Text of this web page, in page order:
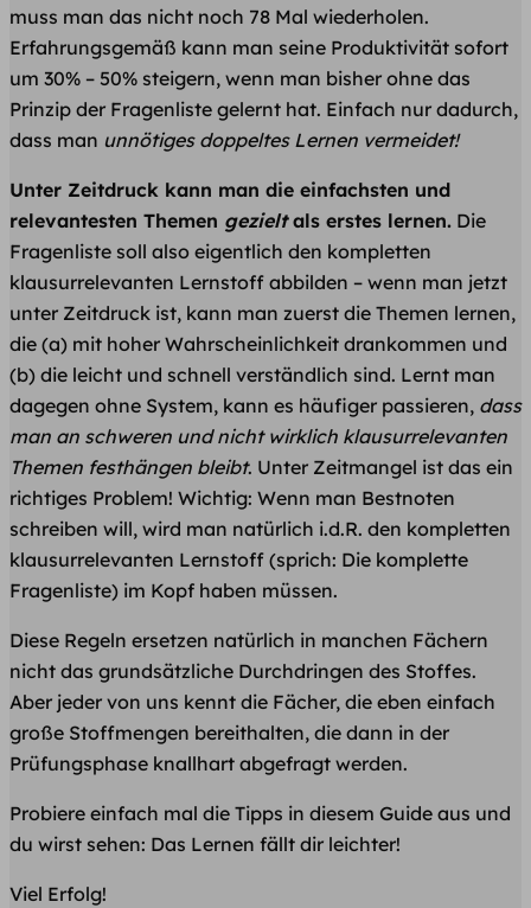
muss man das nicht noch 78 Mal wiederholen.
Erfahrungsgemäß kann man seine Produktivität sofort
um 30% – 50% steigern, wenn man bisher ohne das
Prinzip der Fragenliste gelernt hat. Einfach nur dadurch,
dass man unnötiges doppeltes Lernen vermeidet!
Unter Zeitdruck kann man die einfachsten und
relevantesten Themen gezieltals erstes lernen. Die
Fragenliste soll also eigentlich den kompletten
klausurrelevanten Lernstoff abbilden – wenn man jetzt
unter Zeitdruck ist, kann man zuerst die Themen lernen,
die (a) mit hoher Wahrscheinlichkeit drankommen und
(b) die leicht und schnell verständlich sind. Lernt man
dagegen ohne System, kann es häufiger passieren, dass
man an schweren und nicht wirklich klausurrelevanten
Themen festhängen bleibt. Unter Zeitmangel ist das ein
richtiges Problem! Wichtig: Wenn man Bestnoten
schreiben will, wird man natürlich i.d.R. den kompletten
klausurrelevanten Lernstoff (sprich: Die komplette
Fragenliste) im Kopf haben müssen.
Diese Regeln ersetzen natürlich in manchen Fächern
nicht das grundsätzliche Durchdringen des Stoffes.
Aber jeder von uns kennt die Fächer, die eben einfach
große Stoffmengen bereithalten, die dann in der
Prüfungsphase knallhart abgefragt werden.
Probiere einfach mal die Tipps in diesem Guide aus und
du wirst sehen: Das Lernen fällt dir leichter!
Viel Erfolg! ​